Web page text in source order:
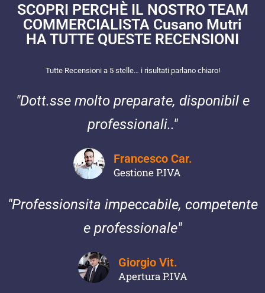
SCOPRI PERCHÈ IL NOSTRO TEAM
COMMERCIALISTA Cusano Mutri
HA TUTTE QUESTE RECENSIONI​
Tutte Recensioni a 5 stelle… i risultati parlano chiaro!
"Dott.sse molto preparate, disponibil e
professionali.."
Francesco Car.
Gestione P.IVA
"Professionsita impeccabile, competente
e professionale"
Giorgio Vit.
Apertura P.IVA